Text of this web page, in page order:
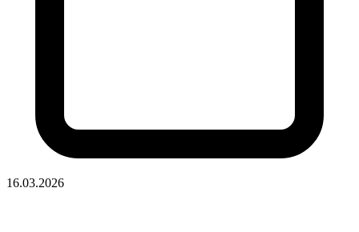
16.03.2026